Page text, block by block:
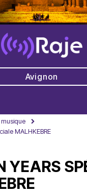
Avignon
MALHKEBRE
YEARS